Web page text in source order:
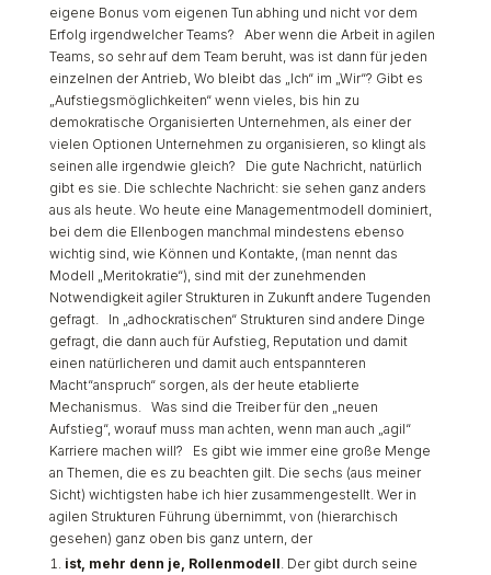
eigene Bonus vom eigenen Tun abhing und nicht vor dem
Erfolg irgendwelcher Teams? Aber wenn die Arbeit in agilen
Teams, so sehr auf dem Team beruht, was ist dann für jeden
einzelnen der Antrieb, Wo bleibt das „Ich“ im „Wir“? Gibt es
„Aufstiegsmöglichkeiten“ wenn vieles, bis hin zu
demokratische Organisierten Unternehmen, als einer der
vielen Optionen Unternehmen zu organisieren, so klingt als
seinen alle irgendwie gleich? Die gute Nachricht, natürlich
gibt es sie. Die schlechte Nachricht: sie sehen ganz anders
aus als heute. Wo heute eine Managementmodell dominiert,
bei dem die Ellenbogen manchmal mindestens ebenso
wichtig sind, wie Können und Kontakte, (man nennt das
Modell „Meritokratie“), sind mit der zunehmenden
Notwendigkeit agiler Strukturen in Zukunft andere Tugenden
gefragt. In „adhockratischen“ Strukturen sind andere Dinge
gefragt, die dann auch für Aufstieg, Reputation und damit
einen natürlicheren und damit auch entspannteren
Macht“anspruch“ sorgen, als der heute etablierte
Mechanismus. Was sind die Treiber für den „neuen
Aufstieg“, worauf muss man achten, wenn man auch „agil“
Karriere machen will? Es gibt wie immer eine große Menge
an Themen, die es zu beachten gilt. Die sechs (aus meiner
Sicht) wichtigsten habe ich hier zusammengestellt. Wer in
agilen Strukturen Führung übernimmt, von (hierarchisch
gesehen) ganz oben bis ganz untern, der
ist, mehr denn je, Rollenmodell. Der gibt durch seine